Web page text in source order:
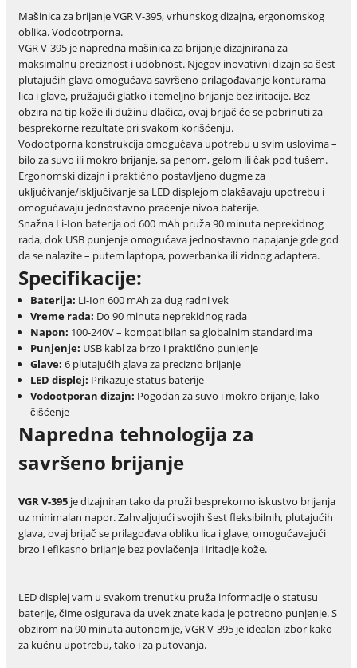
Mašinica za brijanje VGR V-395, vrhunskog dizajna, ergonomskog
oblika. Vodootrporna.
VGR V-395 je napredna mašinica za brijanje dizajnirana za
maksimalnu preciznost i udobnost. Njegov inovativni dizajn sa šest
plutajućih glava omogućava savršeno prilagođavanje konturama
lica i glave, pružajući glatko i temeljno brijanje bez iritacije. Bez
obzira na tip kože ili dužinu dlačica, ovaj brijač će se pobrinuti za
besprekorne rezultate pri svakom korišćenju.
Vodootporna konstrukcija omogućava upotrebu u svim uslovima –
bilo za suvo ili mokro brijanje, sa penom, gelom ili čak pod tušem.
Ergonomski dizajn i praktično postavljeno dugme za
uključivanje/isključivanje sa LED displejom olakšavaju upotrebu i
omogućavaju jednostavno praćenje nivoa baterije.
Snažna Li-Ion baterija od 600 mAh pruža 90 minuta neprekidnog
rada, dok USB punjenje omogućava jednostavno napajanje gde god
da se nalazite – putem laptopa, powerbanka ili zidnog adaptera.
Specifikacije:
Baterija: Li-Ion 600 mAh za dug radni vek
Vreme rada: Do 90 minuta neprekidnog rada
Napon: 100-240V – kompatibilan sa globalnim standardima
Punjenje: USB kabl za brzo i praktično punjenje
Glave: 6 plutajućih glava za precizno brijanje
LED displej: Prikazuje status baterije
Vodootporan dizajn: Pogodan za suvo i mokro brijanje, lako
čišćenje
Napredna tehnologija za
savršeno brijanje
VGR V-395je dizajniran tako da pruži besprekorno iskustvo brijanja
uz minimalan napor. Zahvaljujući svojih šest fleksibilnih, plutajućih
glava, ovaj brijač se prilagođava obliku lica i glave, omogućavajući
brzo i efikasno brijanje bez povlačenja i iritacije kože.
LED displej vam u svakom trenutku pruža informacije o statusu
baterije, čime osigurava da uvek znate kada je potrebno punjenje. S
obzirom na 90 minuta autonomije, VGR V-395 je idealan izbor kako
za kućnu upotrebu, tako i za putovanja.